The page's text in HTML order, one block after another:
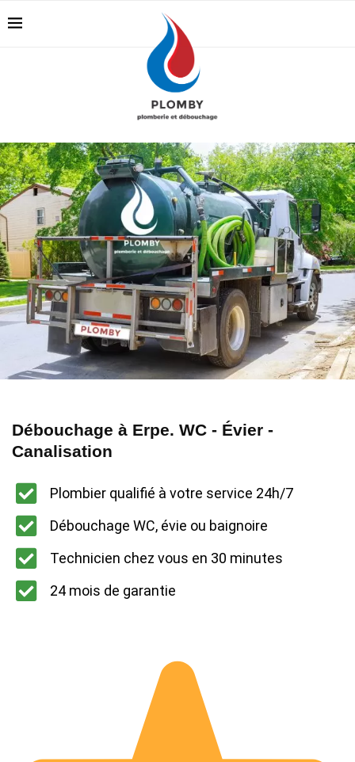
Débouchage à Erpe. WC - Évier -
Canalisation
Plombier qualifié à votre service 24h/7
Débouchage WC, évie ou baignoire
Technicien chez vous en 30 minutes
24 mois de garantie